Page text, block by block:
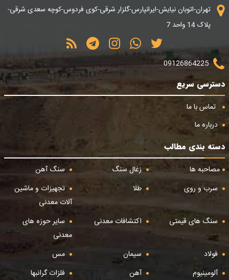
تهران-اتوبان نیایش-ایرانپارس-گلزار شرقی-کوی فردوس-کوچه سعدی شرقی-
پلاک 14 واحد 7
09126864225
دسترسی سریع
تماس با ما
درباره ما
دسته بندی مطالب
مصاحبه ها
زغال سنگ
سنگ آهن
سرب و روی
طلا
تجهیزات و ماشین
آلات معدنی
سنگ های قیمتی
اکتشافات معدنی
سایر حوزه های
معدنی
فولاد
سیمان
مس
آلومینیوم
آهن فلزات گرانبها